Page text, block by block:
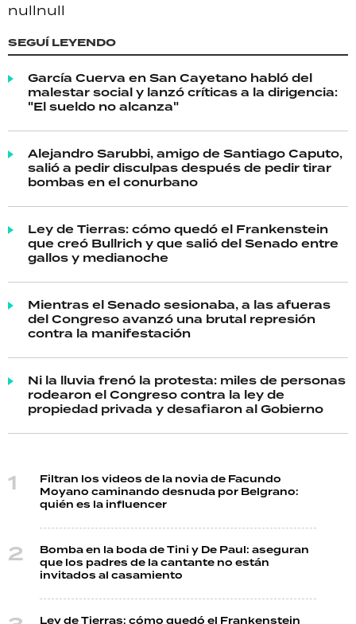
nullnull
SEGUÍ LEYENDO
García Cuerva en San Cayetano habló del
malestar social y lanzó críticas a la dirigencia:
"El sueldo no alcanza"
Alejandro Sarubbi, amigo de Santiago Caputo,
salió a pedir disculpas después de pedir tirar
bombas en el conurbano
Ley de Tierras: cómo quedó el Frankenstein
que creó Bullrich y que salió del Senado entre
gallos y medianoche
Mientras el Senado sesionaba, a las afueras
del Congreso avanzó una brutal represión
contra la manifestación
Ni la lluvia frenó la protesta: miles de personas
rodearon el Congreso contra la ley de
propiedad privada y desafiaron al Gobierno
Filtran los videos de la novia de Facundo
Moyano caminando desnuda por Belgrano:
quién es la influencer
Bomba en la boda de Tini y De Paul: aseguran
que los padres de la cantante no están
invitados al casamiento